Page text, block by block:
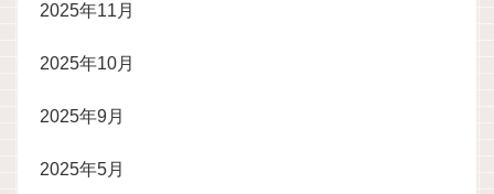
2025年11月
2025年10月
2025年9月
2025年5月